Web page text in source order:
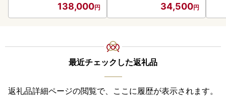
138,000 34,500
最近チェックした返礼品
返礼品詳細ページの閲覧で、ここに履歴が表示されます。